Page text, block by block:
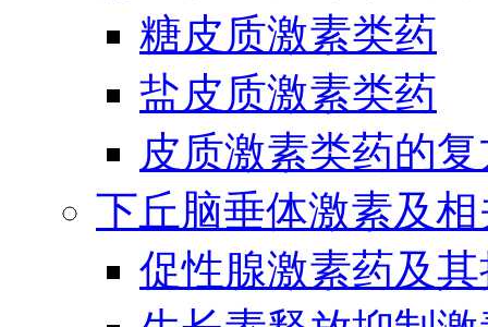
糖皮质激素类药
盐皮质激素类药
皮质激素类药的
下丘脑垂体激素及
促性腺激素药及